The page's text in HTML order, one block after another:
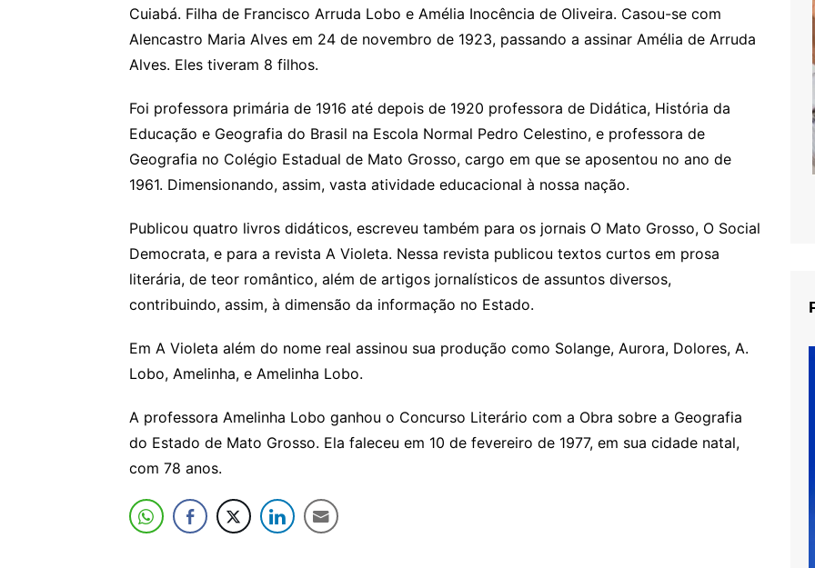
Cuiabá. Filha de Francisco Arruda Lobo e Amélia Inocência de Oliveira. Casou-se com
Alencastro Maria Alves em 24 de novembro de 1923, passando a assinar Amélia de Arruda
Alves. Eles tiveram 8 filhos.
Foi professora primária de 1916 até depois de 1920 professora de Didática, História da
Educação e Geografia do Brasil na Escola Normal Pedro Celestino, e professora de
Geografia no Colégio Estadual de Mato Grosso, cargo em que se aposentou no ano de
1961. Dimensionando, assim, vasta atividade educacional à nossa nação.
Publicou quatro livros didáticos, escreveu também para os jornais O Mato Grosso, O Social
Democrata, e para a revista A Violeta. Nessa revista publicou textos curtos em prosa
literária, de teor romântico, além de artigos jornalísticos de assuntos diversos,
contribuindo, assim, à dimensão da informação no Estado.
Em A Violeta além do nome real assinou sua produção como Solange, Aurora, Dolores, A.
Lobo, Amelinha, e Amelinha Lobo.
A professora Amelinha Lobo ganhou o Concurso Literário com a Obra sobre a Geografia
do Estado de Mato Grosso. Ela faleceu em 10 de fevereiro de 1977, em sua cidade natal,
com 78 anos.